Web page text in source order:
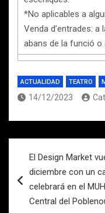
*No aplicables a
Venda d’entrades: a
abans de la funció o
ACTUALIDAD TEATRO
14/12/2023
entradas
El Design Market
diciembre con un
celebrará en el
Central del